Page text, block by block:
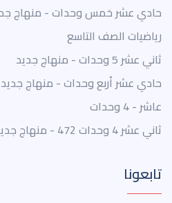
حادي عشر خمس وحدات - منهاج
رياضيات الصف التاسع
ثاني عشر 5 وحدات - منهاج جديد
حادي عشر أربع وحدات - منهاج جديد
عاشر - 4 وحدات
ثاني عشر 4 وحدات 472 - منهاج جديد
تابعونا